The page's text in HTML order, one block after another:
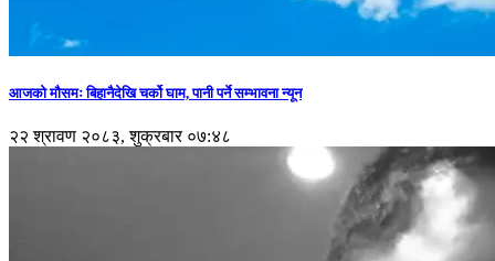
आजको मौसमः बिहानैदेखि चर्को घाम, पानी पर्ने सम्भावना न्यून
२२ श्रावण २०८३, शुक्रबार ०७:४८